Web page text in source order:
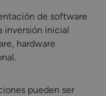
de software
inversión inicial
hardware
pueden ser